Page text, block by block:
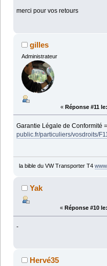
merci pour vos retours
gilles
Administrateur
« Réponse #11 le:
Garantie Légale de Conformité
public.fr/particuliers/vosdroits/
la bible du VW Transporter T4
Yak
« Réponse #10 le:
-
Hervé35